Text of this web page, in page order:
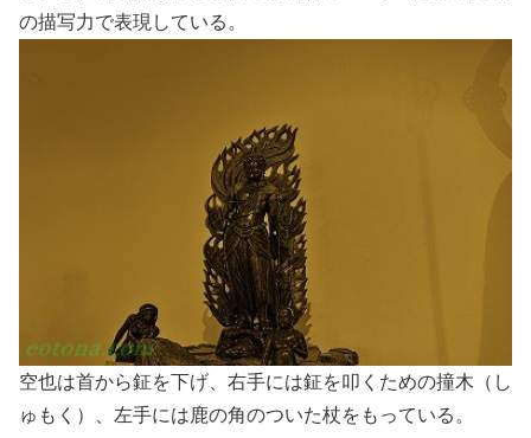
の描写力で表現している。
空也は首から鉦を下げ、右手には鉦を叩くための撞木（し
ゅもく）、左手には鹿の角のついた杖をもっている。